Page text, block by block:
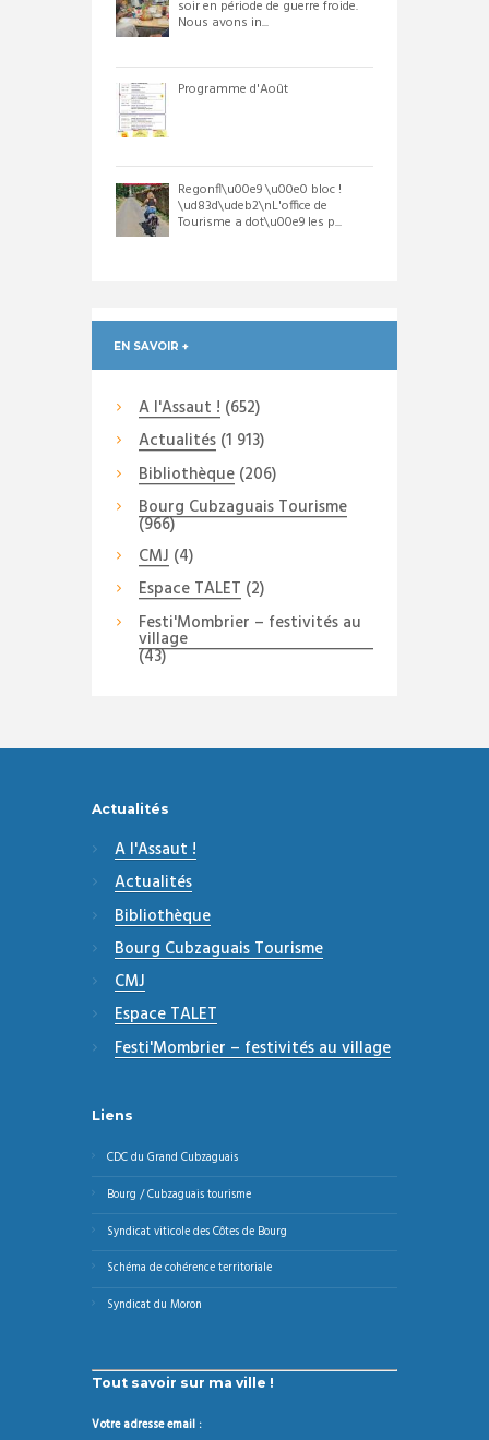
soir en période de guerre froide.
Nous avons in...
Programme d'Août
Regonfl\u00e9 \u00e0 bloc !
\ud83d\udeb2\nL'office de
Tourisme a dot\u00e9 les p...
EN SAVOIR +
A l'Assaut ! (652)
Actualités(1 913)
Bibliothèque(206)
Bourg Cubzaguais Tourisme
(966)
CMJ (4)
Espace TALET (2)
Festi'Mombrier – festivités au
village
(43)
Actualités
A l'Assaut !
Actualités
Bibliothèque
Bourg Cubzaguais Tourisme
CMJ
Espace TALET
Festi'Mombrier – festivités au village
Liens
CDC du Grand Cubzaguais
Bourg / Cubzaguais tourisme
Syndicat viticole des Côtes de Bourg
Schéma de cohérence territoriale
Syndicat du Moron
Tout savoir sur ma ville !
Votre adresse email :